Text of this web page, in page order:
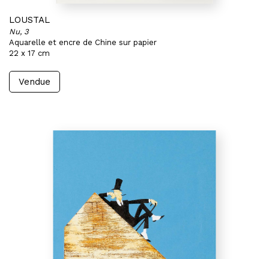
LOUSTAL
Nu, 3
Aquarelle et encre de Chine sur papier
22 x 17 cm
Vendue